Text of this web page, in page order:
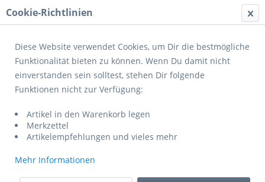
Menü
Übersicht Kicker Tischauflage
5210.01
Cookie-Richtlinien
Diese Website verwendet Cookies, um Dir die bestmögliche
Funktionalität bieten zu können. Wenn Du damit nicht
einverstanden sein solltest, stehen Dir folgende
Funktionen nicht zur Verfügung:
Artikel in den Warenkorb legen
Merkzettel
Artikelempfehlungen und vieles mehr
Mehr Informationen